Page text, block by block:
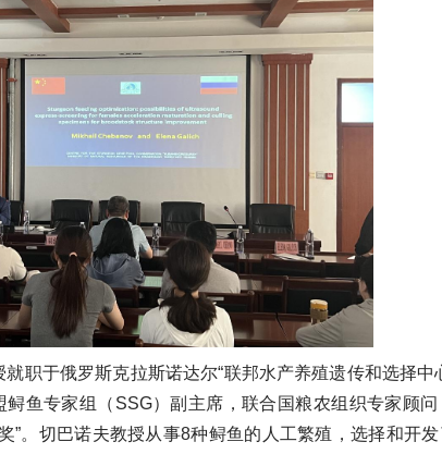
职于俄罗斯克拉斯诺达尔“联邦水产养殖遗传和选择中
鱼专家组（SSG）副主席，联合国粮农组织专家顾
”。切巴诺夫教授从事8种鲟鱼的人工繁殖，选择和开发